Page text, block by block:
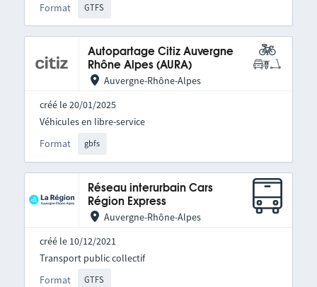
Format GTFS
Autopartage Citiz Auvergne
Rhône Alpes (AURA)
Auvergne-Rhône-Alpes
créé le 20/01/2025
Format gbfs
Véhicules en libre-service
Réseau interurbain Cars
Région Express
Auvergne-Rhône-Alpes
créé le 10/12/2021
Format GTFS
Transport public collectif